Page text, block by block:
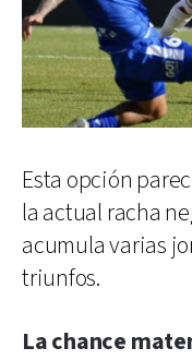
Esta opción
la actual racha
acumula varias
triunfos.
La chance